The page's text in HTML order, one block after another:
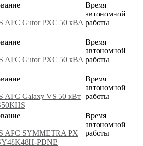
APC Gutor PXC 50 кВА
Время
автономной
работы
APC Gutor PXC 50 кВА
Время
автономной
работы
APC Galaxy VS 50 кВт
Время
автономной
работы
APC SYMMETRA PX
PDNB
Время
автономной
работы